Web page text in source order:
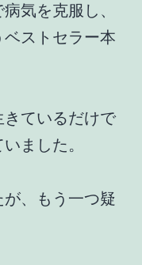
気を克服し、
ストセラー本
ているだけで
ました。
、もう一つ疑